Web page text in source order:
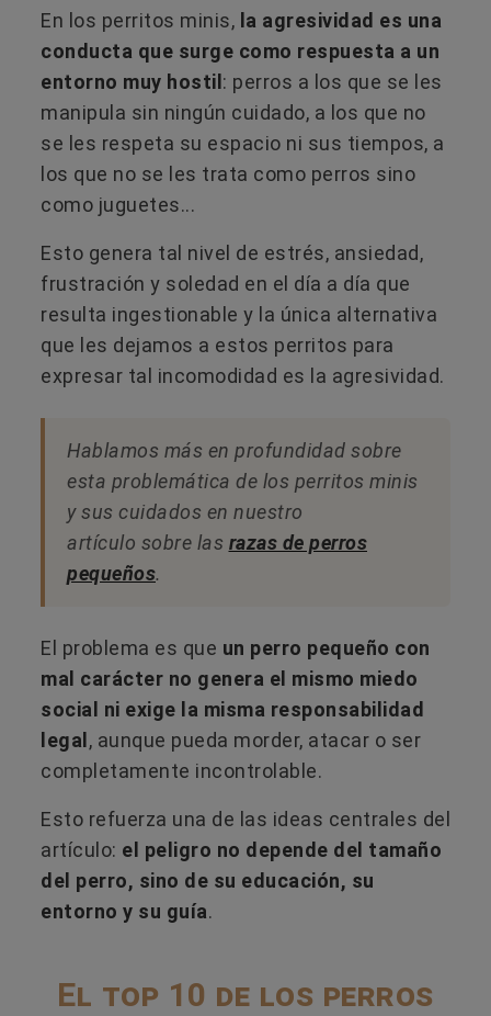
En los perritos minis, la agresividad es una
conducta que surge como respuesta a un
entorno muy hostil: perros a los que se les
manipula sin ningún cuidado, a los que no
se les respeta su espacio ni sus tiempos, a
los que no se les trata como perros sino
como juguetes...
Esto genera tal nivel de estrés, ansiedad,
frustración y soledad en el día a día que
resulta ingestionable y la única alternativa
que les dejamos a estos perritos para
expresar tal incomodidad es la agresividad.
Hablamos más en profundidad sobre
esta problemática de los perritos minis
y sus cuidados en nuestro
artículo sobre las razas de perros
pequeños.
El problema es que un perro pequeño con
mal carácter no genera el mismo miedo
social ni exige la misma responsabilidad
legal, aunque pueda morder, atacar o ser
completamente incontrolable.
Esto refuerza una de las ideas centrales del
artículo: el peligro no depende del tamaño
del perro, sino de su educación, su
entorno y su guía.
El top 10 de los perros